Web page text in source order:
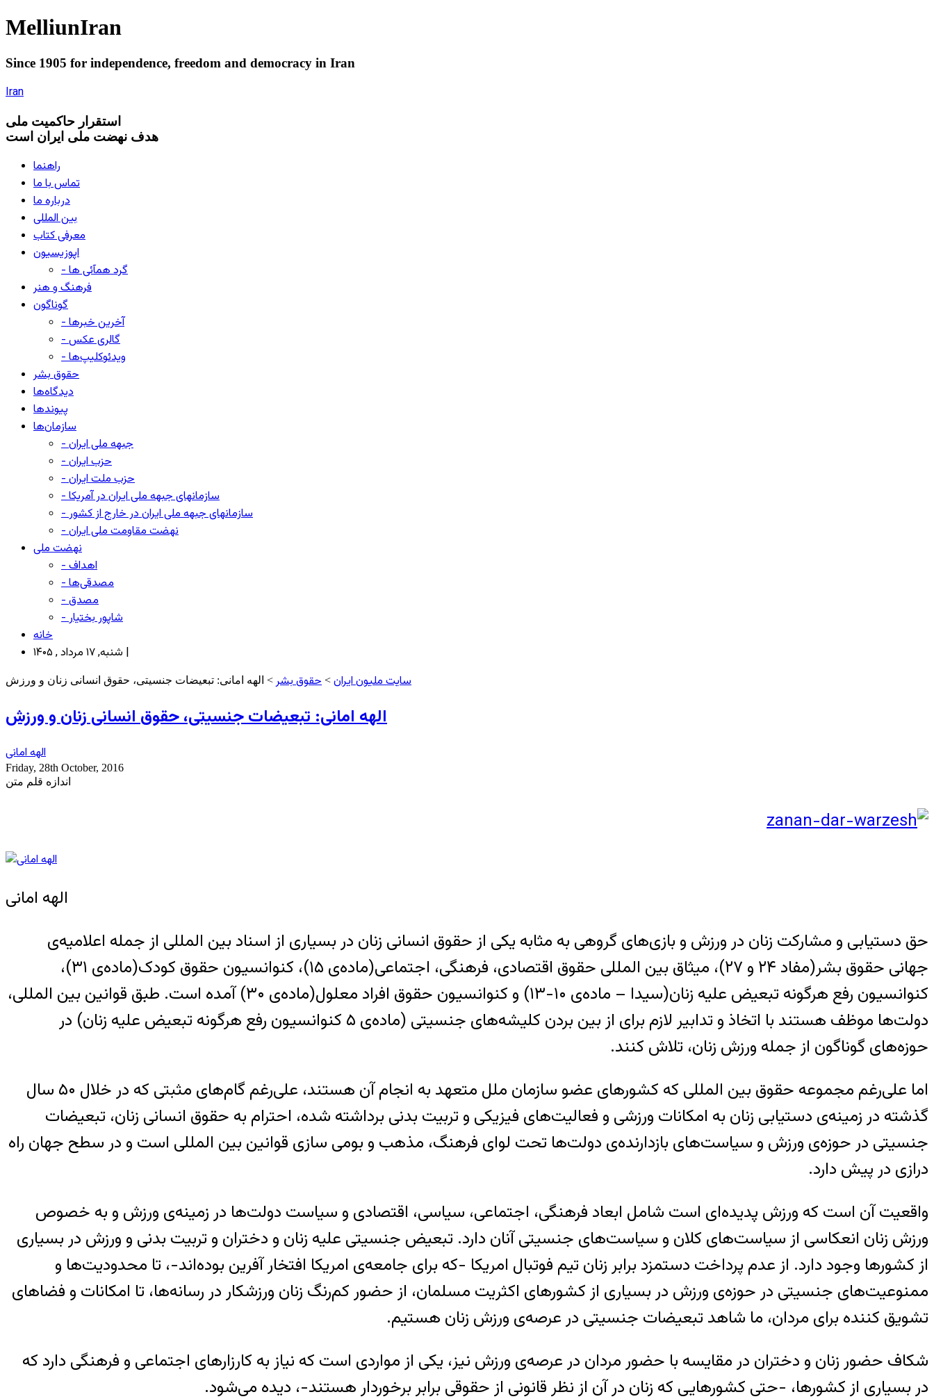
MelliunIran
Since 1905 for independence, freedom and democracy in Iran
Iran
استقرار حاکميت ملی
هدف نهضت ملی ایران است
راهنما
تماس با ما
درباره ما
بین المللی
معرفی کتاب
اپوزیسیون
- گرد همآئی ها
فرهنگ و هنر
گوناگون
- آخرین خبرها
- گالری عکس
- ویدئوکلیپ‌ها
حقوق بشر
دیدگاه‌ها
پیوندها
سازمان‌ها
- جبهه ملی ایران
- حزب ایران
- حزب ملت ایران
- سازمانهای جبهه ملی ایران در آمریکا
- سازمانهای جبهه ملی ایران در خارج از کشور
- نهضت مقاومت ملی ایران
نهضت ملی
- اهداف
- مصدقی‌ها
- مصدق
- شاپور بختیار
خانه
شنبه, ۱۷ مرداد , ۱۴۰۵ |
سایت ملیون ایران > حقوق بشر > الهه امانی: تبعیضات جنسیتی، حقوق انسانی زنان و ورزش
الهه امانی: تبعیضات جنسیتی، حقوق انسانی زنان و ورزش
الهه امانی
Friday, 28th October, 2016
اندازه قلم متن
الهه امانی
حق دستیابی و مشارکت زنان در ورزش و بازی‌های گروهی به مثابه یکی از حقوق انسانی زنان در بسیاری از اسناد بین المللی از جمله اعلامیه‌ی
جهانی حقوق بشر(مفاد ۲۴ و ۲۷)، میثاق بین المللی حقوق اقتصادی، فرهنگی، اجتماعی(ماده‌ی ۱۵)، کنوانسیون حقوق کودک(ماده‌ی ۳۱)،
کنوانسیون رفع هرگونه تبعیض علیه زنان(سیدا – ماده‌ی ۱۰-۱۳) و کنوانسیون حقوق افراد معلول(ماده‌ی ۳۰) آمده است. طبق قوانین بین المللی،
دولت‌ها موظف هستند با اتخاذ و تدابیر لازم برای از بین بردن کلیشه‌های جنسیتی (ماده‌ی ۵ کنوانسیون رفع هرگونه تبعیض علیه زنان) در
حوزه‌های گوناگون از جمله ورزش زنان، تلاش کنند.
اما علی‌رغم مجموعه حقوق بین المللی که کشورهای عضو سازمان ملل متعهد به انجام آن هستند، علی‌رغم گام‌های مثبتی که در خلال ۵۰ سال
گذشته در زمینه‌ی دستیابی زنان به امکانات ورزشی و فعالیت‌های فیزیکی و تربیت بدنی برداشته شده، احترام به حقوق انسانی زنان، تبعیضات
جنسیتی در حوزه‌ی ورزش و سیاست‌های بازدارنده‌ی دولت‌ها تحت لوای فرهنگ، مذهب و بومی سازی قوانین بین المللی است و در سطح جهان راه
درازی در پیش دارد.
واقعیت آن است که ورزش پدیده‌ای است شامل ابعاد فرهنگی، اجتماعی، سیاسی، اقتصادی و سیاست دولت‌ها در زمینه‌ی ورزش و به خصوص
ورزش زنان انعکاسی از سیاست‌های کلان و سیاست‌های جنسیتی آنان دارد. تبعیض جنسیتی علیه زنان و دختران و تربیت بدنی و ورزش در بسیاری
از کشورها وجود دارد. از عدم پرداخت دستمزد برابر زنان تیم فوتبال امریکا -که برای جامعه‌ی امریکا افتخار آفرین بوده‌اند-، تا محدودیت‌ها و
ممنوعیت‌های جنسیتی در حوزه‌ی ورزش در بسیاری از کشورهای اکثریت مسلمان، از حضور کم‌رنگ زنان ورزشکار در رسانه‌ها، تا امکانات و فضاهای
تشویق کننده برای مردان، ما شاهد تبعیضات جنسیتی در عرصه‌ی ورزش زنان هستیم.
شکاف حضور زنان و دختران در مقایسه با حضور مردان در عرصه‌ی ورزش نیز، یکی از مواردی است که نیاز به کارزارهای اجتماعی و فرهنگی دارد که
در بسیاری از کشورها، -حتی کشورهایی که زنان در آن از نظر قانونی از حقوقی برابر برخوردار هستند-، دیده می‌شود.